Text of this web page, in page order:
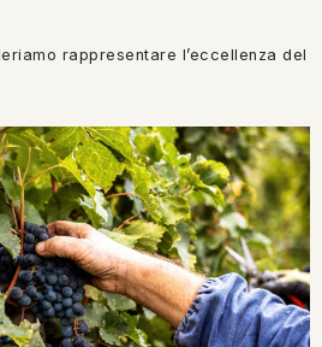
rappresentare l’eccellenza del